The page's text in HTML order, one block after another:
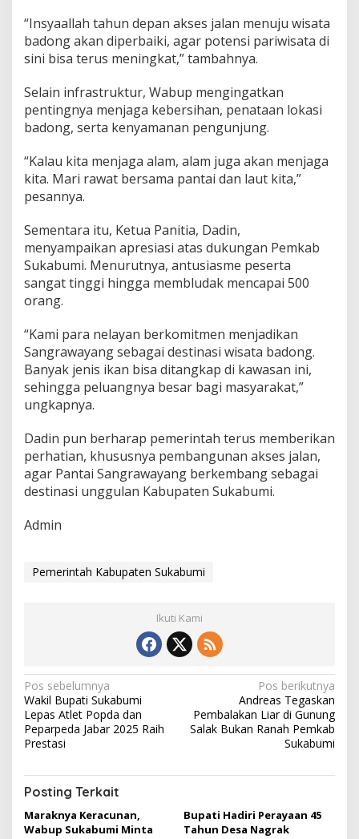
s
i
s
i
“Insyaallah tahun depan akses jalan menuju wisata
badong akan diperbaiki, agar potensi pariwisata di
sini bisa terus meningkat,” tambahnya.
Selain infrastruktur, Wabup mengingatkan
pentingnya menjaga kebersihan, penataan lokasi
badong, serta kenyamanan pengunjung.
“Kalau kita menjaga alam, alam juga akan menjaga
kita. Mari rawat bersama pantai dan laut kita,”
pesannya.
Sementara itu, Ketua Panitia, Dadin,
menyampaikan apresiasi atas dukungan Pemkab
Sukabumi. Menurutnya, antusiasme peserta
sangat tinggi hingga membludak mencapai 500
orang.
“Kami para nelayan berkomitmen menjadikan
Sangrawayang sebagai destinasi wisata badong.
Banyak jenis ikan bisa ditangkap di kawasan ini,
sehingga peluangnya besar bagi masyarakat,”
ungkapnya.
Dadin pun berharap pemerintah terus memberikan
perhatian, khususnya pembangunan akses jalan,
agar Pantai Sangrawayang berkembang sebagai
destinasi unggulan Kabupaten Sukabumi.
Admin
Pemerintah Kabupaten Sukabumi
Ikuti Kami
N
a
v
g
a
s
Pos sebelumnya
Wakil Bupati Sukabumi
Lepas Atlet Popda dan
Peparpeda Jabar 2025 Raih
Prestasi
Pos berikutnya
Andreas Tegaskan
Pembalakan Liar di Gunung
Salak Bukan Ranah Pemkab
Sukabumi
Posting Terkait
Maraknya Keracunan,
Wabup Sukabumi Minta
Bupati Hadiri Perayaan 45
Tahun Desa Nagrak